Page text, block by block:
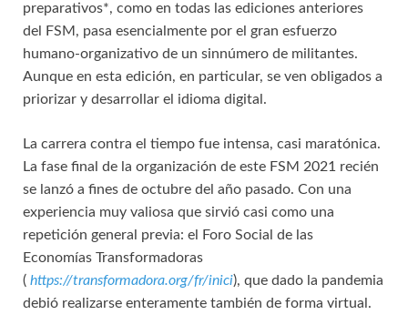
preparativos*, como en todas las ediciones anteriores
del FSM, pasa esencialmente por el gran esfuerzo
humano-organizativo de un sinnúmero de militantes.
Aunque en esta edición, en particular, se ven obligados a
priorizar y desarrollar el idioma digital.
La carrera contra el tiempo fue intensa, casi maratónica.
La fase final de la organización de este FSM 2021 recién
se lanzó a fines de octubre del año pasado. Con una
experiencia muy valiosa que sirvió casi como una
repetición general previa: el Foro Social de las
Economías Transformadoras
( https://transformadora.org/fr/inici), que dado la pandemia
debió realizarse enteramente también de forma virtual.